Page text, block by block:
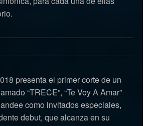
presenta el primer corte de un
“TRECE”, “Te Voy A Amar”
como invitados especiales,
debut, que alcanza en su